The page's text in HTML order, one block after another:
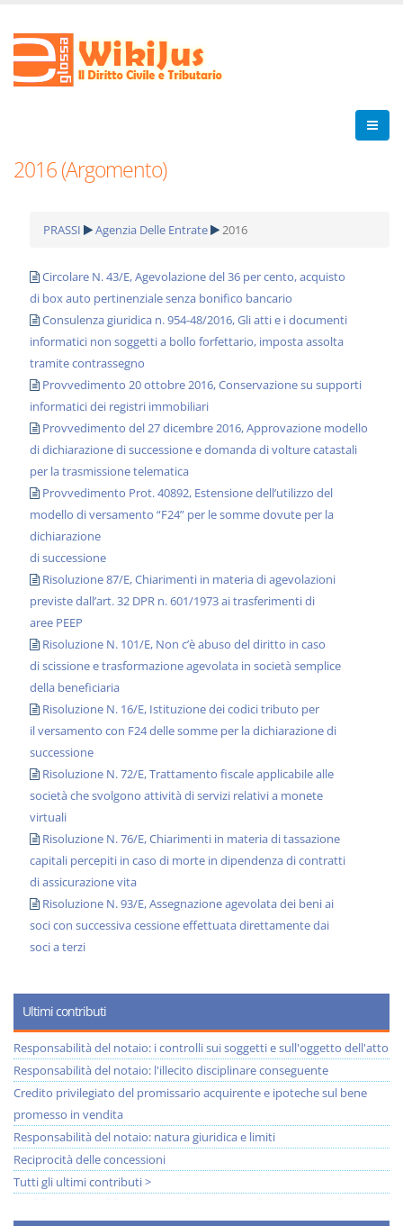
2016 (Argomento)
PRASSI Agenzia Delle Entrate 2016
Circolare N. 43/E, Agevolazione del 36 per cento, acquisto
di box auto pertinenziale senza bonifico bancario
Consulenza giuridica n. 954-48/2016, Gli atti e i documenti
informatici non soggetti a bollo forfettario, imposta assolta
tramite contrassegno
Provvedimento 20 ottobre 2016, Conservazione su supporti
informatici dei registri immobiliari
Provvedimento del 27 dicembre 2016, Approvazione modello
di dichiarazione di successione e domanda di volture catastali
per la trasmissione telematica
Provvedimento Prot. 40892, Estensione dell’utilizzo del
modello di versamento “F24” per le somme dovute per la
dichiarazione
di successione
Risoluzione 87/E, Chiarimenti in materia di agevolazioni
previste dall’art. 32 DPR n. 601/1973 ai trasferimenti di
aree PEEP
Risoluzione N. 101/E, Non c’è abuso del diritto in caso
di scissione e trasformazione agevolata in società semplice
della beneficiaria
Risoluzione N. 16/E, Istituzione dei codici tributo per
il versamento con F24 delle somme per la dichiarazione di
successione
Risoluzione N. 72/E, Trattamento fiscale applicabile alle
società che svolgono attività di servizi relativi a monete
virtuali
Risoluzione N. 76/E, Chiarimenti in materia di tassazione
capitali percepiti in caso di morte in dipendenza di contratti
di assicurazione vita
Risoluzione N. 93/E, Assegnazione agevolata dei beni ai
soci con successiva cessione effettuata direttamente dai
soci a terzi
Ultimi contributi
Responsabilità del notaio: i controlli sui soggetti e sull'oggetto dell'atto
Responsabilità del notaio: l'illecito disciplinare conseguente
Credito privilegiato del promissario acquirente e ipoteche sul bene
promesso in vendita
Responsabilità del notaio: natura giuridica e limiti
Reciprocità delle concessioni
Tutti gli ultimi contributi >